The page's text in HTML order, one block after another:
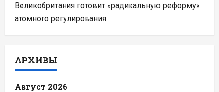
Великобритания готовит «радикальную реформу»
атомного регулирования
АРХИВЫ
Август 2026